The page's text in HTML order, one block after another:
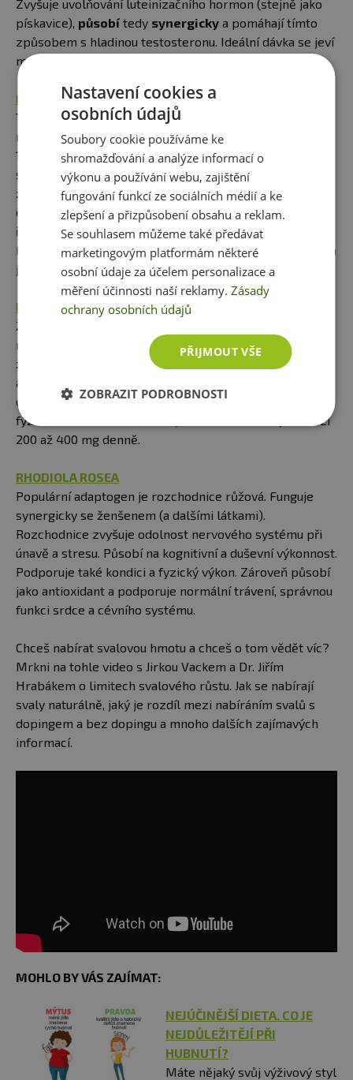
Zvyšuje uvolňování luteinizačního hormon (stejně jako
pískavice), působí tedy synergicky a pomáhají tímto
způsobem s hladinou testosteronu. Ideální dávka se jeví
mezi
FORSLEAN
Tato látka obsahuje patentovaný extrakt z kořenů
rostliny Coleus forskohlii, který je standardizovaný na
10% obsah forskolinu. Forskolin byl tradičně znám pro
svou širokou škálu výhod, pozornost vědců si však
zasloužila jeho činnost jako non-adrenergní stimulátor
enzymu adenylátcyklázy, který má podpůrnou roli při
řízení tělesné hmotnosti a podporu čisté svalové hmoty.
Forskolin má vliv na hladinu testosteronu a ideální dávka
je 250 mg,
PANAX GINSENG
Ženšen pravý má zanedbatelný vliv na testosteron,
nicméně pomáhá snižovat únavu, zvyšovat soustředění a
zvyšuje proudění krve. Jedná se o nejpopulárnější
adaptogen, který pomáhá optimalizovat činnost
organismu (normální hladina cukru v krvi, krevní tlak,
fyzické a duševní zdraví atd.). Ideální dávka se jeví mezi
200 až 400 mg denně.
RHODIOLA ROSEA
Populární adaptogen je rozchodnice růžová. Funguje
synergicky se ženšenem (a dalšími látkami).
Rozchodnice zvyšuje odolnost nervového systému při
únavě a stresu. Působí na kognitivní a duševní výkonnost.
Podporuje také kondici a fyzický výkon. Zároveň působí
jako antioxidant a podporuje normální trávení, správnou
funkci srdce a cévního systému.
Chceš nabírat svalovou hmotu a chceš o tom vědět víc?
Mrkni na tohle video s Jirkou Vackem a Dr. Jiřím
Hrabákem o limitech svalového růstu. Jak se nabírají
svaly naturálně, jaký je rozdíl mezi nabíráním svalů s
dopingem a bez dopingu a mnoho dalších zajímavých
informací.
MOHLO BY VÁS ZAJÍMAT:
NEJÚČINĚJŠÍ DIETA. CO JE
NEJDŮLEŽITĚJÍ PŘI
HUBNUTÍ?
Máte nějaký svůj výživový styl
Nastavení cookies a
osobních údajů
Soubory cookie používáme ke
shromažďování a analýze informací o
výkonu a používání webu, zajištění
fungování funkcí ze sociálních médií a ke
zlepšení a přizpůsobení obsahu a reklam.
Se souhlasem můžeme také předávat
marketingovým platformám některé
osobní údaje za účelem personalizace a
měření účinnosti naší reklamy.Zásady
ochrany osobních údajů
PŘIJMOUT VŠE
ZOBRAZIT PODROBNOSTI